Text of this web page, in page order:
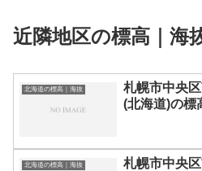
近隣地区の標高｜海
北海道の標高｜海抜
札幌市中央
(北海道)の標
北海道の標高｜海抜
札幌市中央